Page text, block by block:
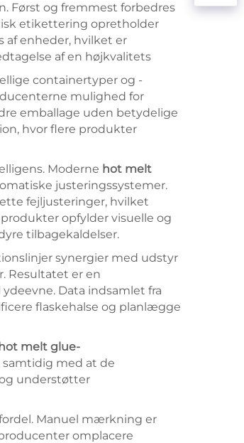
Først og fremmest forbedres
etikettering opretholder
af enheder, hvilket er
af en højkvalitets
containertyper og -
mulighed for
emballage uden betydelige
hvor flere produkter
Moderne hot melt
justeringssystemer.
fejljusteringer, hvilket
opfylder visuelle og
tilbagekaldelser.
synergier med udstyr
Resultatet er en
Data indsamlet fra
flaskehalse og planlægge
melt glue-
med at de
understøtter
Manuel mærkning er
omplacere